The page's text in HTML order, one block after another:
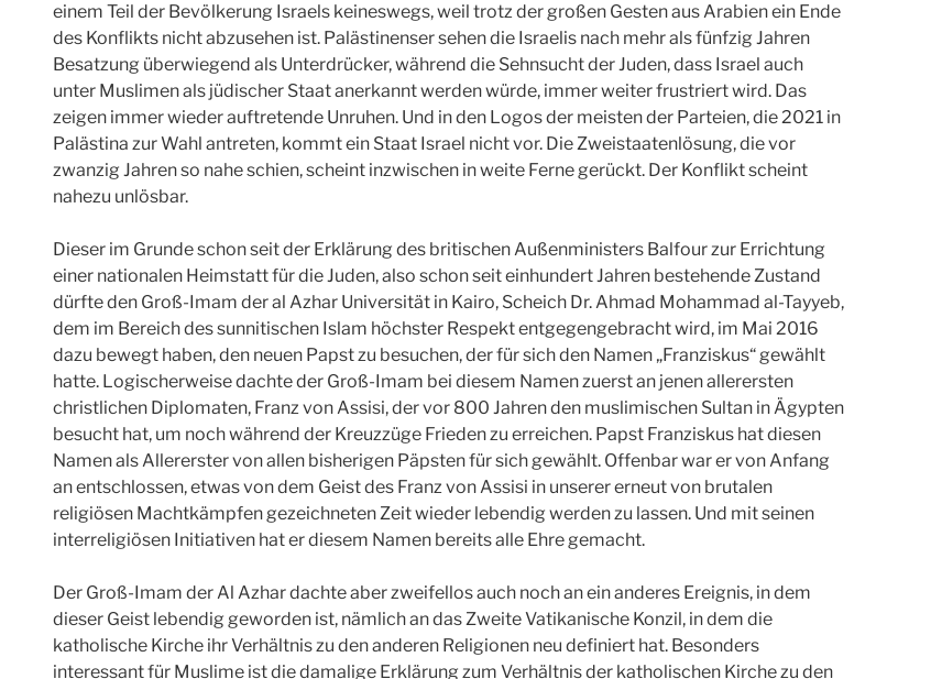
einem Teil der Bevölkerung Israels keineswegs, weil trotz der großen Gesten aus Arabien ein Ende
des Konflikts nicht abzusehen ist. Palästinenser sehen die Israelis nach mehr als fünfzig Jahren
Besatzung überwiegend als Unterdrücker, während die Sehnsucht der Juden, dass Israel auch
unter Muslimen als jüdischer Staat anerkannt werden würde, immer weiter frustriert wird. Das
zeigen immer wieder auftretende Unruhen. Und in den Logos der meisten der Parteien, die 2021 in
Palästina zur Wahl antreten, kommt ein Staat Israel nicht vor. Die Zweistaatenlösung, die vor
zwanzig Jahren so nahe schien, scheint inzwischen in weite Ferne gerückt. Der Konflikt scheint
nahezu unlösbar.
Dieser im Grunde schon seit der Erklärung des britischen Außenministers Balfour zur Errichtung
einer nationalen Heimstatt für die Juden, also schon seit einhundert Jahren bestehende Zustand
dürfte den Groß-­Imam der al Azhar Universität in Kairo, Scheich Dr. Ahmad Mohammad al-Tayyeb,
dem im Bereich des sunnitischen Islam höchster Respekt entgegengebracht wird, im Mai 2016
dazu bewegt haben, den neuen Papst zu besuchen, der für sich den Namen „Franziskus“ gewählt
hatte. Logischerweise dachte der Groß-Imam bei diesem Namen zuerst an jenen allerersten
christlichen Diplomaten, Franz von Assisi, der vor 800 Jahren den muslimischen Sultan in Ägypten
besucht hat, um noch während der Kreuzzüge Frieden zu erreichen. Papst Franziskus hat diesen
Namen als Allererster von allen bisherigen Päpsten für sich gewählt. Offenbar war er von Anfang
an entschlossen, etwas von dem Geist des Franz von Assisi in unserer erneut von brutalen
religiösen Machtkämpfen gezeichneten Zeit wieder lebendig werden zu lassen. Und mit seinen
interreligiösen Initiativen hat er diesem Namen bereits alle Ehre gemacht.
Der Groß-Imam der Al Azhar dachte aber zweifellos auch noch an ein anderes Ereignis, in dem
dieser Geist lebendig geworden ist, nämlich an das Zweite Vatikanische Konzil, in dem die
katholische Kirche ihr Verhältnis zu den anderen Religionen neu definiert hat. Besonders
interessant für Muslime ist die damalige Erklärung zum Verhältnis der katholischen Kirche zu den